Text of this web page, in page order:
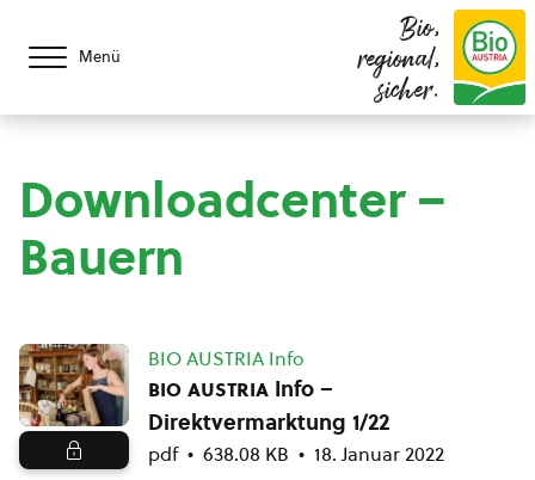
Menü
Bio,
regional,
sicher.
Downloadcenter –
Bauern
BIO AUSTRIA Info
bio austria Info –
Direktvermarktung 1/22
pdf 638.08 KB 18. Januar 2022